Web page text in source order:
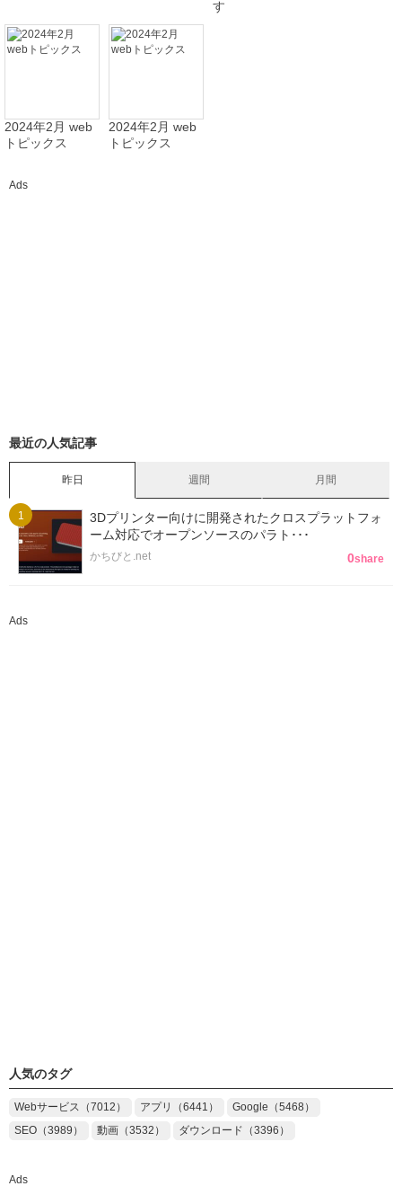
す
2024年2月 web
トピックス
2024年2月 web
トピックス
Ads
最近の人気記事
昨日 週間 月間
3Dプリンター向けに開発されたクロスプラットフォ
ーム対応でオープンソースのパラト･･･
かちびと.net 0share
Ads
人気のタグ
Webサービス（7012） アプリ（6441）
Google（5468）
SEO（3989）
動画（3532） ダウンロード（3396）
Ads